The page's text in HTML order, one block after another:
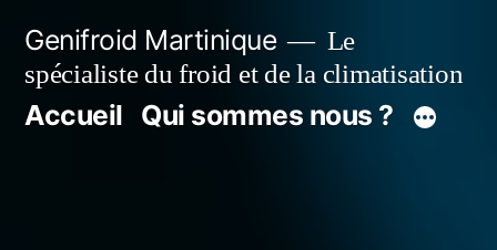
contenu
Genifroid Martinique
Le
spécialiste du froid et de la climatisation
Accueil Qui sommes nous ?